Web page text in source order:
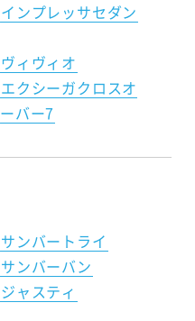
インプレッサセダン
ヴィヴィオ
エクシーガクロスオ
ーバー7
サンバートライ
サンバーバン
ジャスティ